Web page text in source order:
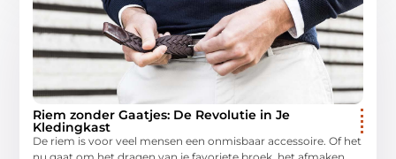
Riem zonder Gaatjes: De Revolutie in Je
Kledingkast
De riem is voor veel mensen een onmisbaar accessoire. Of het